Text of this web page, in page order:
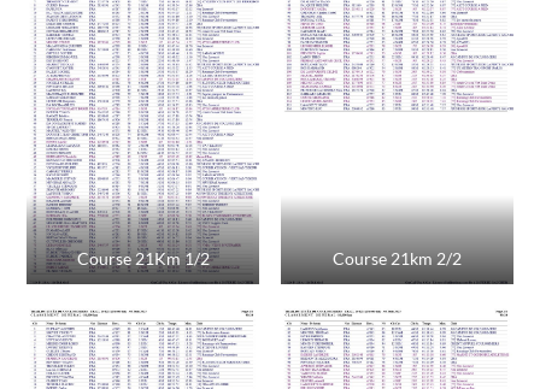
Course 21Km 1/2 Course 21km 2/2